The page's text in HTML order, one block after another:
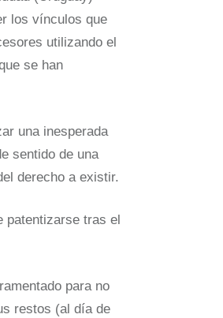
los vínculos que
utilizando el
se han
una inesperada
sentido de una
derecho a existir.
patentizarse tras el
para no
restos (al día de